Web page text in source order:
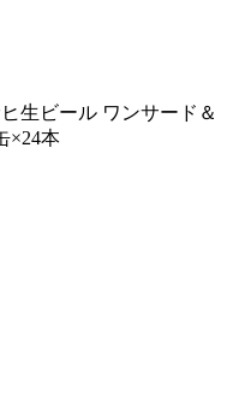
生ビール ワンサード＆
×24本